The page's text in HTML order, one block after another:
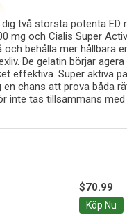
två största potenta ED
mg och Cialis Super
behålla mer hållbara
De gelatin börjar
effektiva. Super aktiva
en chans att prova båda
inte tas tillsammans med
$70.99
Köp Nu